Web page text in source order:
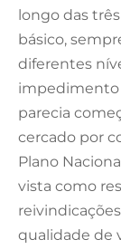
longo das
básico,
diferentes
impedimento
parecia
cercado por
Plano
vista como
qualidade de